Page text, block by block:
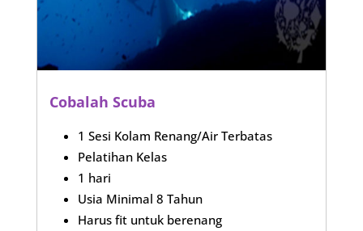
Cobalah Scuba
1 Sesi Kolam Renang/Air Terbatas
Pelatihan Kelas
1 hari
Usia Minimal 8 Tahun
Harus fit untuk berenang